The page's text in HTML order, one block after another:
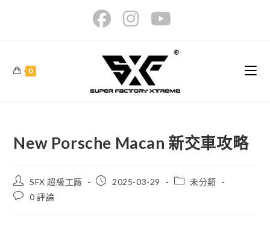
0
New Porsche Macan 新交車攻略
Post
author:
SFX 超級工廠
Post2025-03-29
Post未分類
Post0 評論